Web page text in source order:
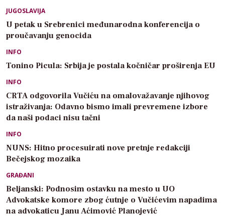
JUGOSLAVIJA
U petak u Srebrenici međunarodna konferencija o
proučavanju genocida
INFO
Tonino Picula: Srbija je postala kočničar proširenja EU
INFO
CRTA odgovorila Vučiću na omalovažavanje njihovog
istraživanja: Odavno bismo imali prevremene izbore
da naši podaci nisu tačni
INFO
NUNS: Hitno procesuirati nove pretnje redakciji
Bečejskog mozaika
GRAĐANI
Beljanski: Podnosim ostavku na mesto u UO
Advokatske komore zbog ćutnje o Vučićevim napadima
na advokaticu Janu Aćimović Planojević